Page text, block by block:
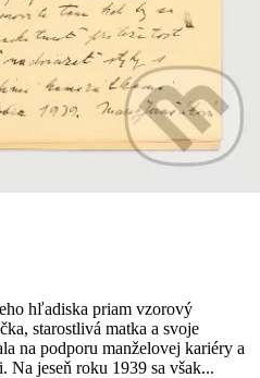
hľadiska priam vzorový
starostlivá matka a svoje
na podporu manželovej kariéry a
Na jeseň roku 1939 sa však...